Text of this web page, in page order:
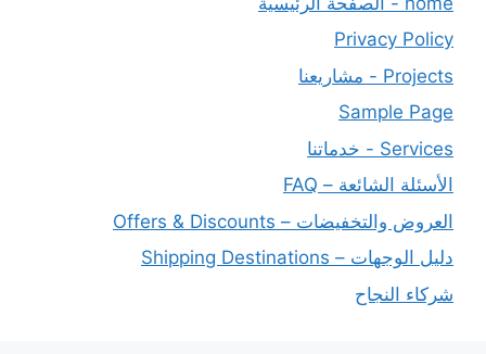
Privacy Policy
Projects - مشاريعنا
Sample Page
Services - خدماتنا
الأسئلة الشائعة – FAQ
العروض والتخفيضات – Offers & Discounts
دليل الوجهات – Shipping Destinations
شركاء النجاح